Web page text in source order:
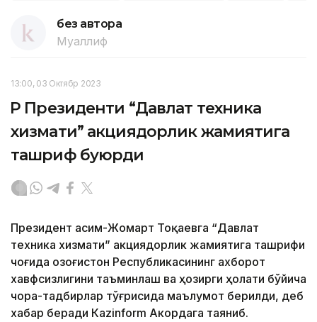
без автора
Муаллиф
13:00, 03 Октябр 2023
ҚР Президенти “Давлат техника
хизмати” акциядорлик жамиятига
ташриф буюрди
Президент Қасим-Жомарт Тоқаевга “Давлат
техника хизмати” акциядорлик жамиятига ташрифи
чоғида Қозоғистон Республикасининг ахборот
хавфсизлигини таъминлаш ва ҳозирги ҳолати бўйича
чора-тадбирлар тўғрисида маълумот берилди, деб
хабар беради Каzinform Акордага таяниб.